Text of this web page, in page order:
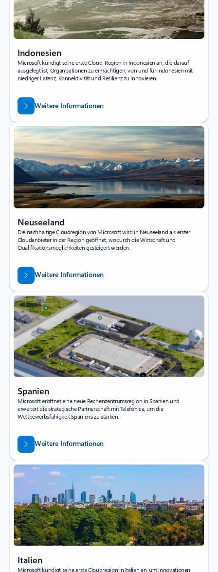
Indonesien
Microsoft kündigt seine erste Cloud-Region in Indonesien an, die darauf
ausgelegt ist, Organisationen zu ermächtigen, von und für Indonesien mit
niedriger Latenz, Konnektivität und Resilienz zu innovieren.
Weitere Informationen
Neuseeland
Die nachhaltige Cloudregion von Microsoft wird in Neuseeland als erster
Cloudanbieter in der Region geöffnet, wodurch die Wirtschaft und
Qualifikationsmöglichkeiten gesteigert werden.
Weitere Informationen
Spanien
Microsoft eröffnet eine neue Rechenzentrumsregion in Spanien und
erweitert die strategische Partnerschaft mit Telefónica, um die
Wettbewerbsfähigkeit Spaniens zu stärken.
Weitere Informationen
Italien
Microsoft kündigt seine erste Cloudregion in Italien an, um Innovationen